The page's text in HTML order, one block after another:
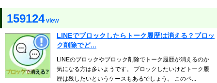
159124view
LINEでブロックしたらトーク履歴は消える？ブロッ
ク削除でど...
LINEのブロックやブロック削除でトーク履歴が消えるのか
気になる方は多いようです。 ブロックしたいけどトーク履
歴は残したいというケースもあるでしょう。 このペ...